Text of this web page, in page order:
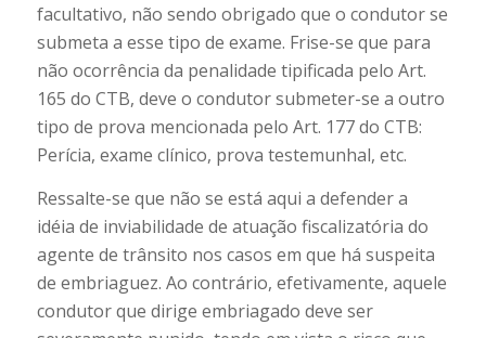
facultativo, não sendo obrigado que o condutor se
submeta a esse tipo de exame. Frise-se que para
não ocorrência da penalidade tipificada pelo Art.
165 do CTB, deve o condutor submeter-se a outro
tipo de prova mencionada pelo Art. 177 do CTB:
Perícia, exame clínico, prova testemunhal, etc.
Ressalte-se que não se está aqui a defender a
idéia de inviabilidade de atuação fiscalizatória do
agente de trânsito nos casos em que há suspeita
de embriaguez. Ao contrário, efetivamente, aquele
condutor que dirige embriagado deve ser